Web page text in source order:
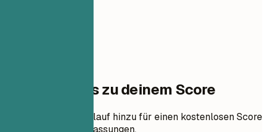
Ein Schritt bis zu deinem Score
Füge deinen Lebenslauf hinzu für einen kostenlosen Score